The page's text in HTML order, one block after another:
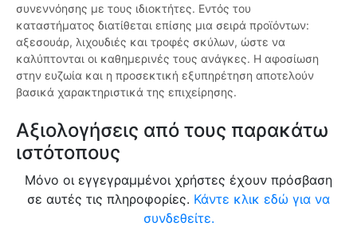
συνεννόησης με τους ιδιοκτήτες. Εντός του
καταστήματος διατίθεται επίσης μια σειρά προϊόντων:
αξεσουάρ, λιχουδιές και τροφές σκύλων, ώστε να
καλύπτονται οι καθημερινές τους ανάγκες. Η αφοσίωση
στην ευζωία και η προσεκτική εξυπηρέτηση αποτελούν
βασικά χαρακτηριστικά της επιχείρησης.
Αξιολογήσεις από τους παρακάτω
ιστότοπους
Μόνο οι εγγεγραμμένοι χρήστες έχουν πρόσβαση
σε αυτές τις πληροφορίες. Κάντε κλικ εδώ για να
συνδεθείτε.